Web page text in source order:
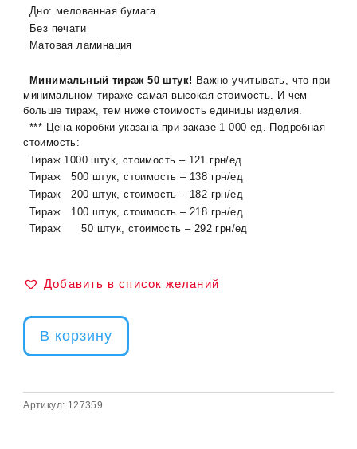
Дно: мелованная бумага
Без печати
Матовая ламинация
Минимальный тираж 50 штук! Важно учитывать, что при
минимальном тираже самая высокая стоимость. И чем
больше тираж, тем ниже стоимость единицы изделия.
*** Цена коробки указана при заказе 1 000 ед. Подробная
стоимость:
Тираж 1000 штук, стоимость – 121 грн/ед
Тираж 500 штук, стоимость – 138 грн/ед
Тираж 200 штук, стоимость – 182 грн/ед
Тираж 100 штук, стоимость – 218 грн/ед
Тираж 50 штук, стоимость – 292 грн/ед
Добавить в список желаний
В корзину
Артикул: 127359